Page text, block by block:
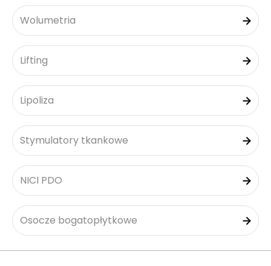
Wolumetria
Lifting
Lipoliza
Stymulatory tkankowe
NICI PDO
Osocze bogatopłytkowe